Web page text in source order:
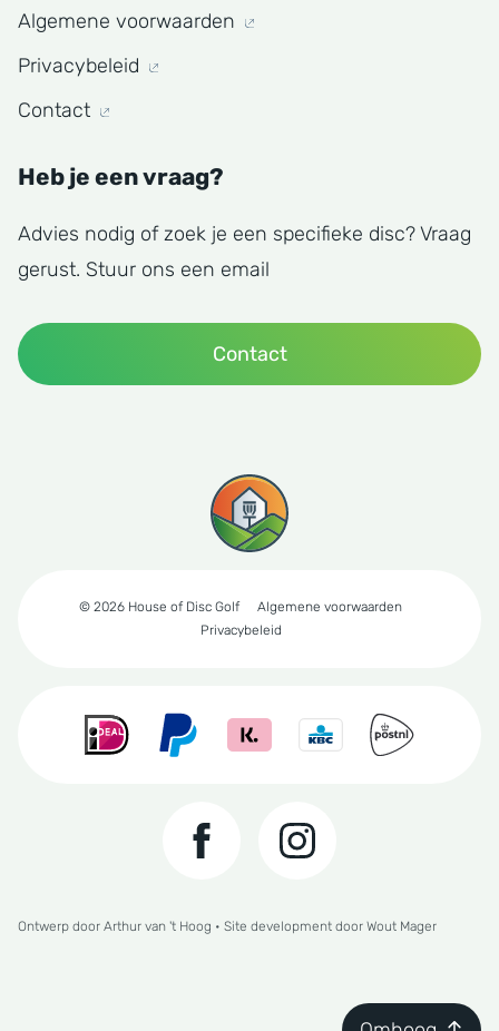
Algemene voorwaarden
Privacybeleid
Contact
Heb je een vraag?
Advies nodig of zoek je een specifieke disc? Vraag
gerust. Stuur ons een email
Contact
© 2026 House of Disc Golf
Algemene voorwaarden
Privacybeleid
Ontwerp door Arthur van 't Hoog • Site development door Wout Mager